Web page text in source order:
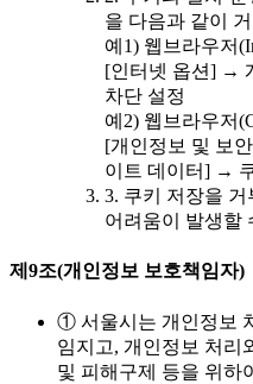
을 다음과 같이
예1) 웹브라우저
[인터넷 옵션] →
차단 설정
예2) 웹브라우저
[개인정보 및 보
이트 데이터] →
3. 쿠키 저장을 거
어려움이 발생할
제9조(개인정보 보호책임자)
① 서울시는 개인정보
임지고, 개인정보 처리
및 피해구제 등을 위하